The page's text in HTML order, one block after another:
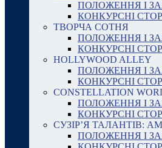
ПОЛОЖЕННЯ І
КОНКУРСНІ
ТВОРЧА СОТНЯ
ПОЛОЖЕННЯ І
КОНКУРСНІ
HOLLYWOOD ALLEY
ПОЛОЖЕННЯ І
КОНКУРСНІ
CONSTELLATION
ПОЛОЖЕННЯ І
КОНКУРСНІ
СУЗІР’Я ТАЛАНТІВ:
ПОЛОЖЕННЯ І